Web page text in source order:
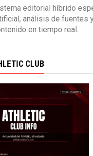
editorial híbrido
análisis de fuentes
en tiempo real.
CLUB